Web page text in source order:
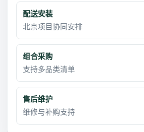
配送安装
北京项目协同安排
组合采购
支持多品类清单
售后维护
维修与补购支持